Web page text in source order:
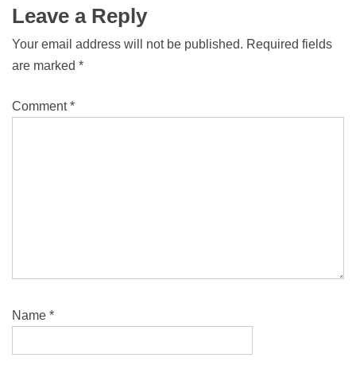
Leave a Reply
Your email address will not be published. Required fields
are marked *
Comment*
Name *